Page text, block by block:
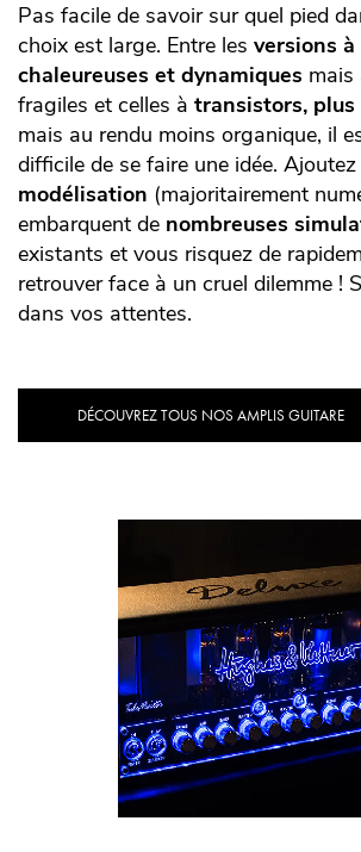
Pas facile de savoir sur quel pied
choix est large. Entre les versions
chaleureuses et dynamiques mais
fragiles et celles à transistors,
mais au rendu moins organique, il
difficile de se faire une idée. Ajoutez
modélisation (majoritairement
embarquent de nombreuses
existants et vous risquez de
retrouver face à un cruel dilemme !
dans vos attentes.
DÉCOUVREZ TOUS NOS AMPLIS GUITARE